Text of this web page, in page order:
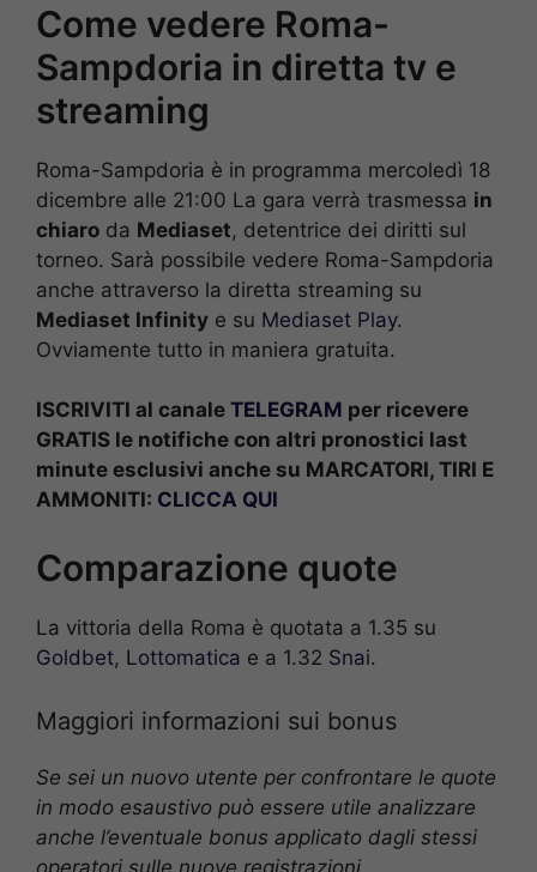
Come vedere Roma-
Sampdoria in diretta tv e
streaming
Roma-Sampdoria è in programma mercoledì 18
dicembre alle 21:00 La gara verrà trasmessa in
chiaro da Mediaset, detentrice dei diritti sul
torneo. Sarà possibile vedere Roma-Sampdoria
anche attraverso la diretta streaming su
Mediaset Infinity e su Mediaset Play.
Ovviamente tutto in maniera gratuita.
ISCRIVITI al canale TELEGRAM per ricevere
GRATIS le notifiche con altri pronostici last
minute esclusivi anche su MARCATORI, TIRI E
AMMONITI: CLICCA QUI
Comparazione quote
La vittoria della Roma è quotata a 1.35 su
Goldbet, Lottomatica e a 1.32 Snai.
Maggiori informazioni sui bonus
Se sei un nuovo utente per confrontare le quote
in modo esaustivo può essere utile analizzare
anche l’eventuale bonus applicato dagli stessi